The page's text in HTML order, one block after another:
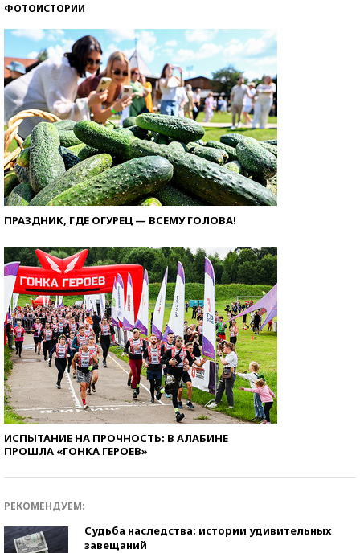
ФОТОИСТОРИИ
ПРАЗДНИК, ГДЕ ОГУРЕЦ — ВСЕМУ ГОЛОВА!
ИСПЫТАНИЕ НА ПРОЧНОСТЬ: В АЛАБИНЕ
ПРОШЛА «ГОНКА ГЕРОЕВ»
РЕКОМЕНДУЕМ:
Судьба наследства: истории удивительных
завещаний